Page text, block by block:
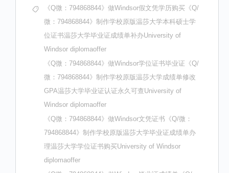
《Q微：794868844》做Windsor假文凭学历购买《Q/
微：794868844》制作学校原版温莎大学本科硕士学
位证书温莎大学毕业证成绩单补办University of
Windsor diplomaoffer
《Q微：794868844》做Windsor学位证书毕业证《Q/
微：794868844》制作学校原版温莎大学成绩单修改
GPA温莎大学毕业证认证永久可查University of
Windsor diplomaoffer
《Q微：794868844》做Windsor文凭证书《Q/微：
794868844》制作学校原版温莎大学毕业证成绩单办
理温莎大学学位证书购买University of Windsor
diplomaoffer